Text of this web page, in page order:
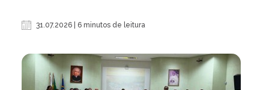
31.07.2026 | 6 minutos de leitura